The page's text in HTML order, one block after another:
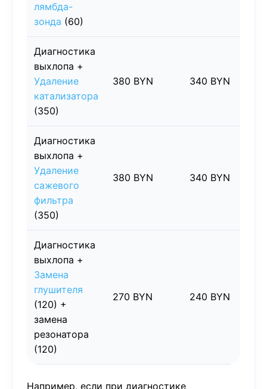
лямбда-
зонда (60)
Диагностика
выхлопа +
Удаление
катализатора
(350)
380 BYN 340 BYN
Диагностика
выхлопа +
Удаление
сажевого
фильтра
(350)
380 BYN 340 BYN
Диагностика
выхлопа +
Замена
глушителя
(120) +
замена
резонатора
(120)
270 BYN 240 BYN
Например, если при диагностике